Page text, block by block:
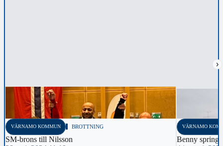
›
VÄRNAMO KOMMUN BROTTNING
SM-brons till Nilsson
VÄRNAMO
Benny